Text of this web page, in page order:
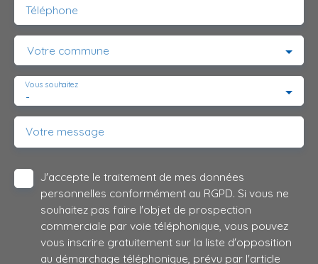
Téléphone
Votre commune
-
Vous souhaitez
Votre message
J'accepte le traitement de mes données
personnelles conformément au RGPD. Si vous ne
souhaitez pas faire l'objet de prospection
commerciale par voie téléphonique, vous pouvez
vous inscrire gratuitement sur la liste d'opposition
au démarchage téléphonique, prévu par l'article